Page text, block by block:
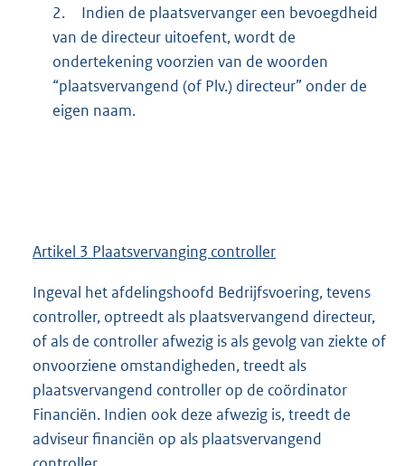
2.
Indien de plaatsvervanger een bevoegdheid
van de directeur uitoefent, wordt de
ondertekening voorzien van de woorden
“plaatsvervangend (of Plv.) directeur” onder de
eigen naam.
Artikel 3 Plaatsvervanging controller
Ingeval het afdelingshoofd Bedrijfsvoering, tevens
controller, optreedt als plaatsvervangend directeur,
of als de controller afwezig is als gevolg van ziekte of
onvoorziene omstandigheden, treedt als
plaatsvervangend controller op de coördinator
Financiën. Indien ook deze afwezig is, treedt de
adviseur financiën op als plaatsvervangend